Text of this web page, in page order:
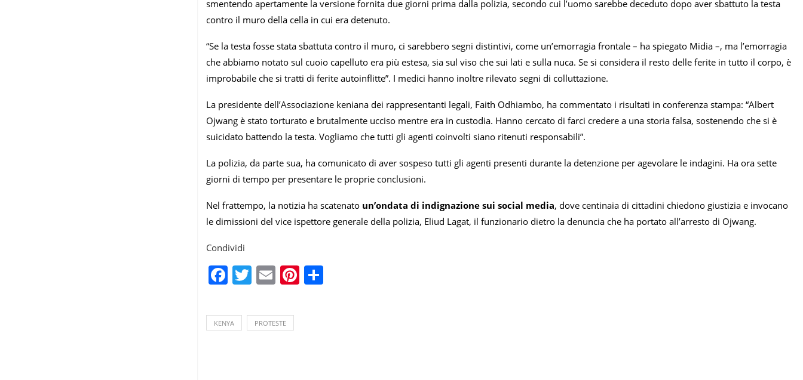
smentendo apertamente la versione fornita due giorni prima dalla polizia, secondo cui l’uomo sarebbe deceduto dopo aver sbattuto la testa
contro il muro della cella in cui era detenuto.
“Se la testa fosse stata sbattuta contro il muro, ci sarebbero segni distintivi, come un’emorragia frontale – ha spiegato Midia –, ma l’emorragia
che abbiamo notato sul cuoio capelluto era più estesa, sia sul viso che sui lati e sulla nuca. Se si considera il resto delle ferite in tutto il corpo, è
improbabile che si tratti di ferite autoinflitte”. I medici hanno inoltre rilevato segni di colluttazione.
La presidente dell’Associazione keniana dei rappresentanti legali, Faith Odhiambo, ha commentato i risultati in conferenza stampa: “Albert
Ojwang è stato torturato e brutalmente ucciso mentre era in custodia. Hanno cercato di farci credere a una storia falsa, sostenendo che si è
suicidato battendo la testa. Vogliamo che tutti gli agenti coinvolti siano ritenuti responsabili”.
La polizia, da parte sua, ha comunicato di aver sospeso tutti gli agenti presenti durante la detenzione per agevolare le indagini. Ha ora sette
giorni di tempo per presentare le proprie conclusioni.
Nel frattempo, la notizia ha scatenato un’ondata di indignazione sui social media, dove centinaia di cittadini chiedono giustizia e invocano
le dimissioni del vice ispettore generale della polizia, Eliud Lagat, il funzionario dietro la denuncia che ha portato all’arresto di Ojwang.
Condividi
Facebook
Twitter
EmailPinterest
KENYA PROTESTE